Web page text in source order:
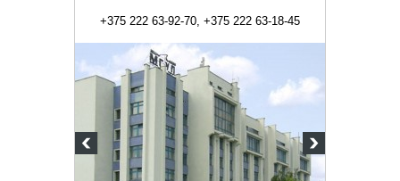
63-92-70, +375 222 63-18-45